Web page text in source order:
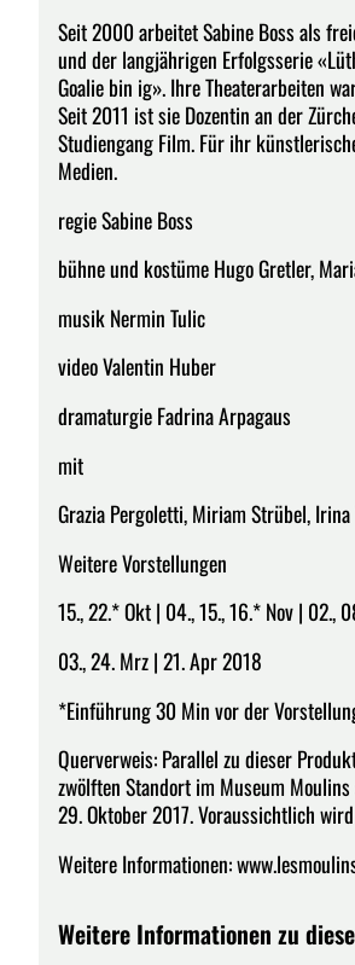
Seit 2000 arbeitet Sabine Boss als
und der langjährigen Erfolgsserie
Goalie bin ig». Ihre Theaterarbeiten
Seit 2011 ist sie Dozentin an der
Studiengang Film. Für ihr
Medien.
regie Sabine Boss
bühne und kostüme Hugo Gretler,
musik Nermin Tulic
video Valentin Huber
dramaturgie Fadrina Arpagaus
mit
Grazia Pergoletti, Miriam Strübel,
Weitere Vorstellungen
15., 22.* Okt | 04., 15., 16.* Nov | 02.,
03., 24. Mrz | 21. Apr 2018
*Einführung 30 Min vor der
Querverweis: Parallel zu dieser
zwölften Standort im Museum
29. Oktober 2017. Voraussichtlich
Weitere Informationen:
Weitere Informationen zu